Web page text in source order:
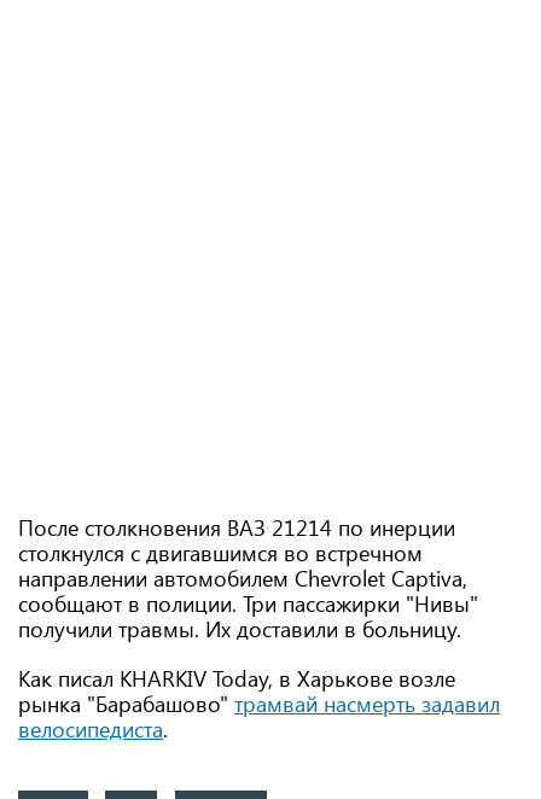
После столкновения ВАЗ 21214 по инерции
столкнулся с двигавшимся во встречном
направлении автомобилем Chevrolet Captiva,
сообщают в полиции. Три пассажирки "Нивы"
получили травмы. Их доставили в больницу.
Как писал KHARKIV Today, в Харькове возле
рынка "Барабашово" трамвай насмерть задавил
велосипедиста.